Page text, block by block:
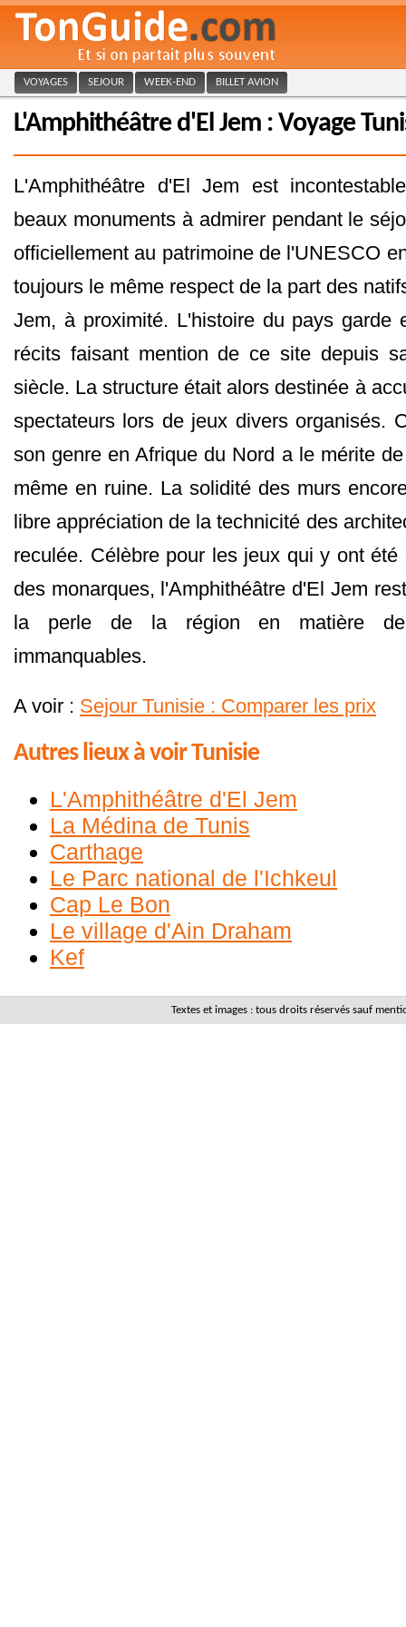
VOYAGES SEJOUR WEEK-END BILLET AVION
L'Amphithéâtre d'El Jem : Voyage
L'Amphithéâtre d'El Jem est
beaux monuments à admirer pendant le
officiellement au patrimoine de l'UNESCO
toujours le même respect de la part des
Jem, à proximité. L'histoire du pays garde
récits faisant mention de ce site depuis
siècle. La structure était alors destinée à
spectateurs lors de jeux divers organisés.
son genre en Afrique du Nord a le mérite
même en ruine. La solidité des murs
libre appréciation de la technicité des
reculée. Célèbre pour les jeux qui y ont été
des monarques, l'Amphithéâtre d'El Jem
la perle de la région en matière de
immanquables.
A voir : Sejour Tunisie : Comparer les prix
Autres lieux à voir Tunisie
L'Amphithéâtre d'El Jem
La Médina de Tunis
Carthage
Le Parc national de l'Ichkeul
Cap Le Bon
Le village d'Ain Draham
Kef
Textes et images : tous droits réservés sauf